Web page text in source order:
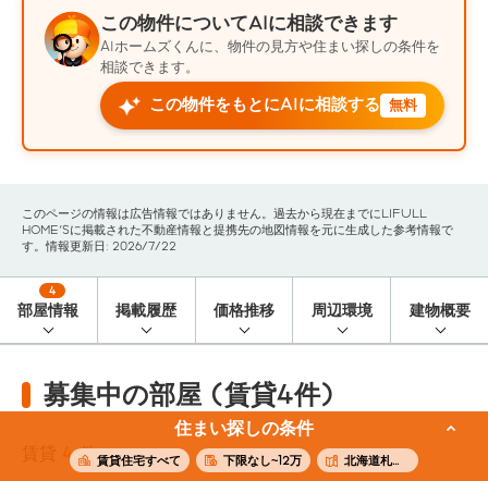
住まい探しの条件
賃貸住宅すべて 下限なし~12万 北海道札幌市西区
この物件についてAIに相談できます
AIホームズくんに、物件の見方や住まい探しの条件を
相談できます。
この物件をもとにAIに相談する 無料
このページの情報は広告情報ではありません。過去から現在までにLIFULL
HOME'Sに掲載された不動産情報と提携先の地図情報を元に生成した参考情報で
す。情報更新日: 2026/7/22
部屋情報
4
掲載履歴 価格推移 周辺環境 建物概要
募集中の部屋 (賃貸4件)
4 件